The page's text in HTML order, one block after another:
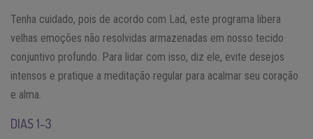
Tenha cuidado, pois de acordo com Lad, este programa libera
velhas emoções não resolvidas armazenadas em nosso tecido
conjuntivo profundo. Para lidar com isso, diz ele, evite desejos
intensos e pratique a meditação regular para acalmar seu coração
e alma.
DIAS 1-3